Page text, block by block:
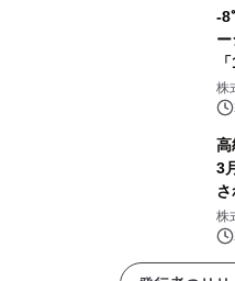
-
ル
株
高
3
ス
株